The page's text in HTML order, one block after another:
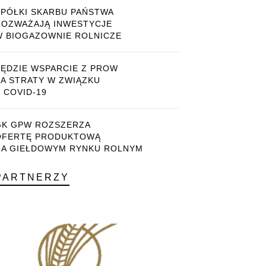
SKARBU PAŃSTWA
INWESTYCJE
BIOGAZOWNIE ROLNICZE
WSPARCIE Z PROW
STRATY W ZWIĄZKU
COVID-19
GPW ROZSZERZA
PRODUKTOWĄ
GIEŁDOWYM RYNKU ROLNYM